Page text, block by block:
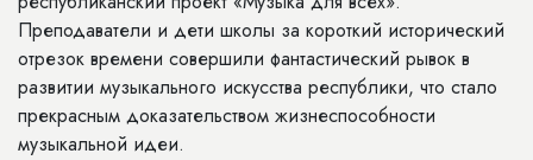
Преподаватели и дети школы за короткий исторический
отрезок времени совершили фантастический рывок в
развитии музыкального искусства республики, что стало
прекрасным доказательством жизнеспособности
музыкальной идеи.